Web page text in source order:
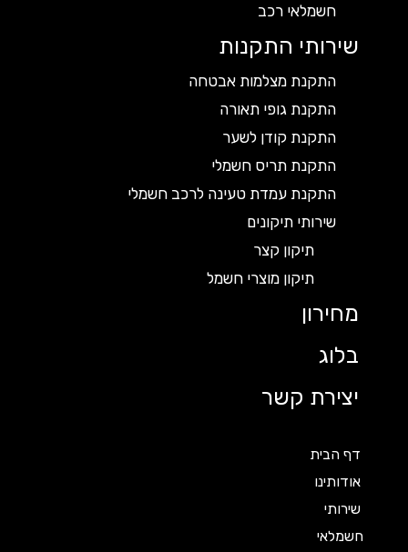
חשמלאי רכב
שירותי התקנות
התקנת מצלמות אבטחה
התקנת גופי תאורה
התקנת קודן לשער
התקנת תריס חשמלי
התקנת עמדת טעינה לרכב חשמלי
שירותי תיקונים
תיקון קצר
תיקון מוצרי חשמל
מחירון
בלוג
יצירת קשר
דף הבית
אודותינו
שירותי
חשמלאי